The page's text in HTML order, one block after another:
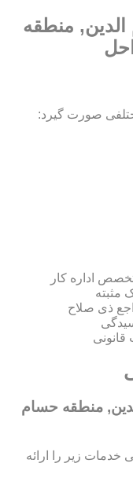
منطقه
صورت گیرد:
اداره کار
مثبته
ذی صلاح
منطقه حسام
خدمات زیر را ارائه